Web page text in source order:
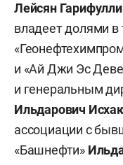
Лейсян
владеет долями в
и «Ай Джи Эс
и генеральным
Ильдарович
ассоциации с
«Башнефти»